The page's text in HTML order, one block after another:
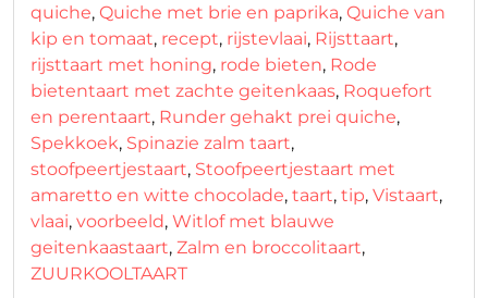
quiche, Quiche met brie en paprika, Quiche van
kip en tomaat, recept, rijstevlaai, Rijsttaart,
rijsttaart met honing, rode bieten, Rode
bietentaart met zachte geitenkaas, Roquefort
en perentaart, Runder gehakt prei quiche,
Spekkoek, Spinazie zalm taart,
stoofpeertjestaart, Stoofpeertjestaart met
amaretto en witte chocolade, taart, tip, Vistaart,
vlaai, voorbeeld, Witlof met blauwe
geitenkaastaart, Zalm en broccolitaart,
ZUURKOOLTAART